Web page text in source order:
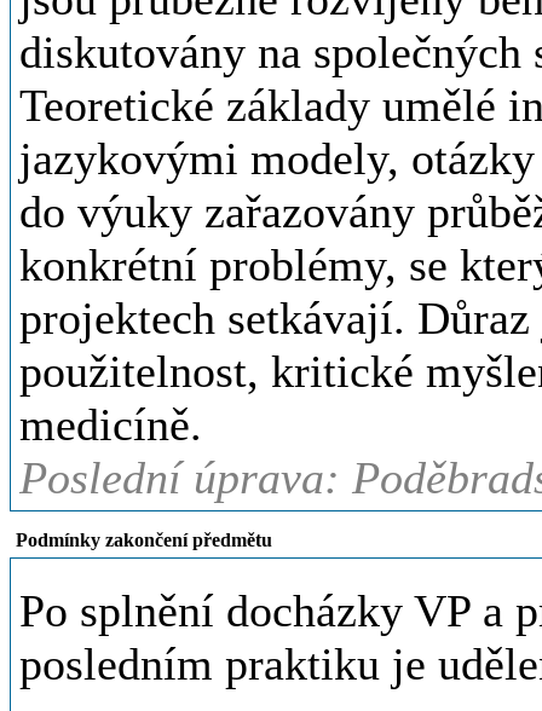
diskutovány na
Teoretické základy umělé
jazykovými modely,
do výuky zařazovány
konkrétní problémy, se
projektech setkávají.
použitelnost, kritické
medicíně.
Poslední úprava:
Podmínky zakončení předmětu
Po splnění docházky VP a
posledním praktiku je